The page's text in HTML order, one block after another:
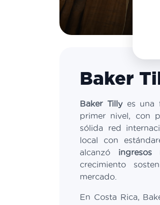
Baker
Baker Tillyes una
primer nivel, con
sólida red
local con
alcanzó
crecimiento
mercado.
En Costa Rica,